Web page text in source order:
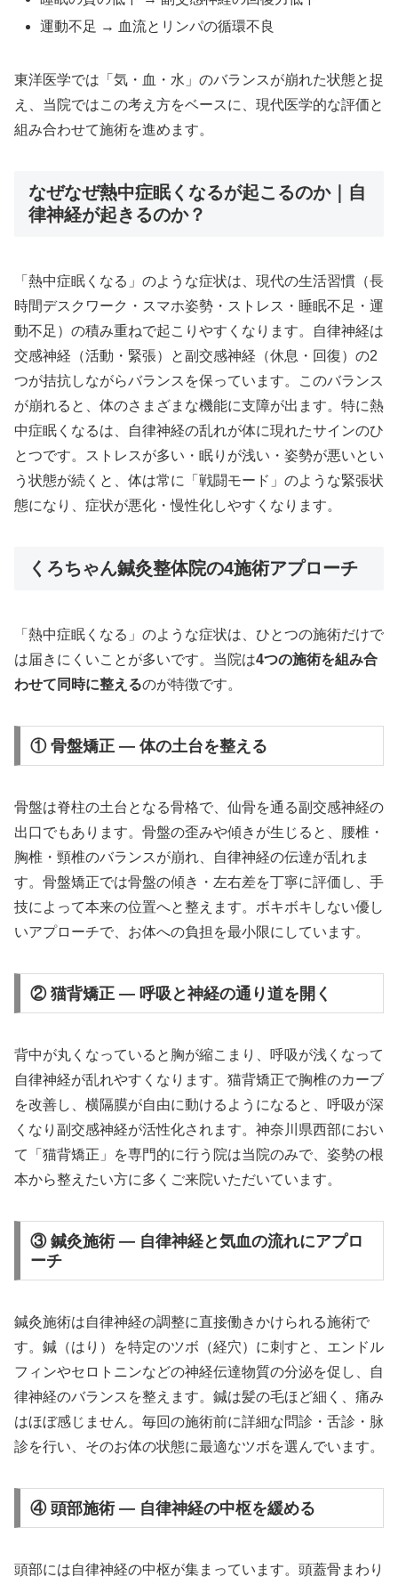
運動不足 → 血流とリンパの循環不良
東洋医学では「気・血・水」のバランスが崩れた状態と捉
え、当院ではこの考え方をベースに、現代医学的な評価と
組み合わせて施術を進めます。
なぜなぜ熱中症眠くなるが起こるのか｜自
律神経が起きるのか？
「熱中症眠くなる」のような症状は、現代の生活習慣（長
時間デスクワーク・スマホ姿勢・ストレス・睡眠不足・運
動不足）の積み重ねで起こりやすくなります。自律神経は
交感神経（活動・緊張）と副交感神経（休息・回復）の2
つが拮抗しながらバランスを保っています。このバランス
が崩れると、体のさまざまな機能に支障が出ます。特に熱
中症眠くなるは、自律神経の乱れが体に現れたサインのひ
とつです。ストレスが多い・眠りが浅い・姿勢が悪いとい
う状態が続くと、体は常に「戦闘モード」のような緊張状
態になり、症状が悪化・慢性化しやすくなります。
くろちゃん鍼灸整体院の4施術アプローチ
「熱中症眠くなる」のような症状は、ひとつの施術だけで
は届きにくいことが多いです。当院は4つの施術を組み合
わせて同時に整えるのが特徴です。
① 骨盤矯正 — 体の土台を整える
骨盤は脊柱の土台となる骨格で、仙骨を通る副交感神経の
出口でもあります。骨盤の歪みや傾きが生じると、腰椎・
胸椎・頸椎のバランスが崩れ、自律神経の伝達が乱れま
す。骨盤矯正では骨盤の傾き・左右差を丁寧に評価し、手
技によって本来の位置へと整えます。ボキボキしない優し
いアプローチで、お体への負担を最小限にしています。
② 猫背矯正 — 呼吸と神経の通り道を開く
背中が丸くなっていると胸が縮こまり、呼吸が浅くなって
自律神経が乱れやすくなります。猫背矯正で胸椎のカーブ
を改善し、横隔膜が自由に動けるようになると、呼吸が深
くなり副交感神経が活性化されます。神奈川県西部におい
て「猫背矯正」を専門的に行う院は当院のみで、姿勢の根
本から整えたい方に多くご来院いただいています。
③ 鍼灸施術 — 自律神経と気血の流れにアプロ
ーチ
鍼灸施術は自律神経の調整に直接働きかけられる施術で
す。鍼（はり）を特定のツボ（経穴）に刺すと、エンドル
フィンやセロトニンなどの神経伝達物質の分泌を促し、自
律神経のバランスを整えます。鍼は髪の毛ほど細く、痛み
はほぼ感じません。毎回の施術前に詳細な問診・舌診・脉
診を行い、そのお体の状態に最適なツボを選んでいます。
④ 頭部施術 — 自律神経の中枢を緩める
頭部には自律神経の中枢が集まっています。頭蓋骨まわり